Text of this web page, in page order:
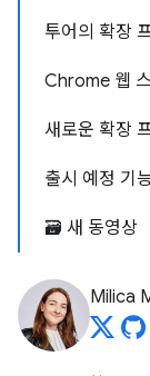
투어의 확장
Chrome 웹
새로운 확장
출시 예정 기
🗃️ 새 동영상
Milica